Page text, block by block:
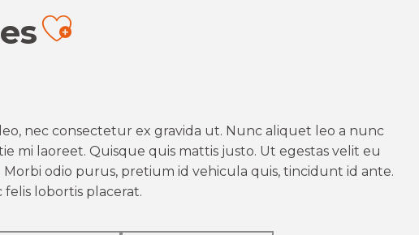
Ajouter aux favoris
nec consectetur ex gravida ut. Nunc aliquet leo a nunc
mi laoreet. Quisque quis mattis justo. Ut egestas velit eu
odio purus, pretium id vehicula quis, tincidunt id ante.
lobortis placerat.